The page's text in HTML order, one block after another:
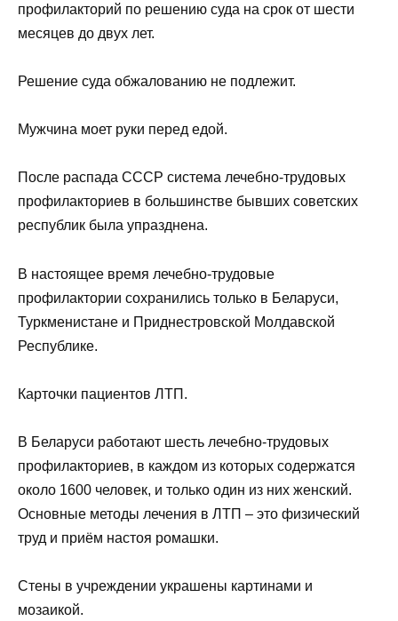
профилакторий по решению суда на срок от шести
месяцев до двух лет.
Решение суда обжалованию не подлежит.
Мужчина моет руки перед едой.
После распада СССР система лечебно-трудовых
профилакториев в большинстве бывших советских
республик была упразднена.
В настоящее время лечебно-трудовые
профилактории сохранились только в Беларуси,
Туркменистане и Приднестровской Молдавской
Республике.
Карточки пациентов ЛТП.
В Беларуси работают шесть лечебно-трудовых
профилакториев, в каждом из которых содержатся
около 1600 человек, и только один из них женский.
Основные методы лечения в ЛТП – это физический
труд и приём настоя ромашки.
Стены в учреждении украшены картинами и
мозаикой.